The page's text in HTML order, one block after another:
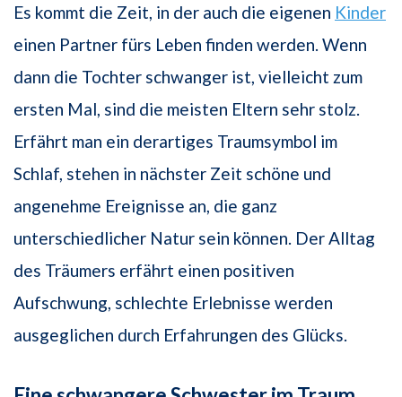
Es kommt die Zeit, in der auch die eigenen Kinder
einen Partner fürs Leben finden werden. Wenn
dann die Tochter schwanger ist, vielleicht zum
ersten Mal, sind die meisten Eltern sehr stolz.
Erfährt man ein derartiges Traumsymbol im
Schlaf, stehen in nächster Zeit schöne und
angenehme Ereignisse an, die ganz
unterschiedlicher Natur sein können. Der Alltag
des Träumers erfährt einen positiven
Aufschwung, schlechte Erlebnisse werden
ausgeglichen durch Erfahrungen des Glücks.